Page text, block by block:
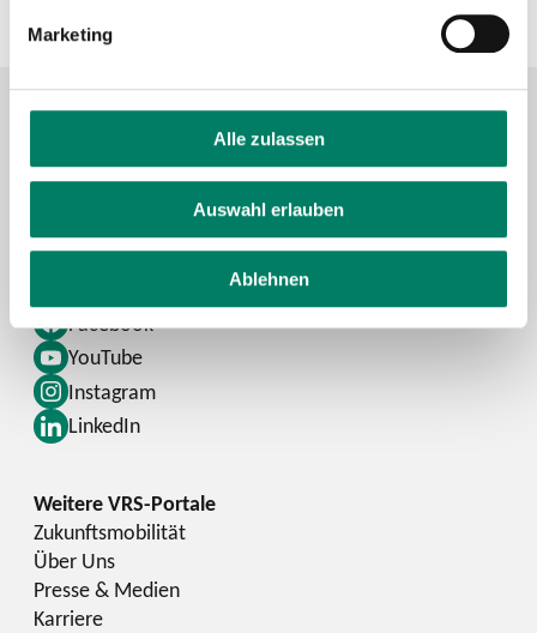
Marketing
Alle zulassen
Auswahl erlauben
Ablehnen
Facebook
YouTube
Instagram
LinkedIn
Kontaktformular
Schlaue Nummer
Zukunftsmobilität
Über Uns
Presse & Medien
Karriere